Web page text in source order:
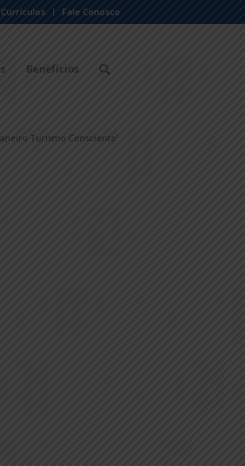
Fale Conosco
Benefícios
Turismo Consciente’